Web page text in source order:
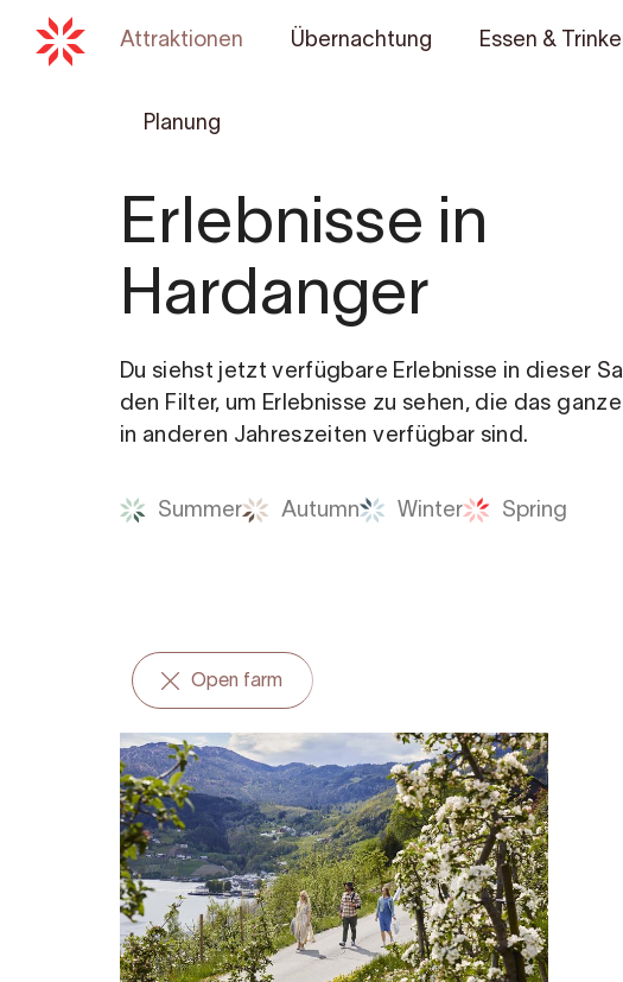
Attraktionen Übernachtung Essen &
Planung
Erlebnisse in
Hardanger
Du siehst jetzt verfügbare Erlebnisse in dieser
den Filter, um Erlebnisse zu sehen, die das
in anderen Jahreszeiten verfügbar sind.
Summer Autumn Winter Spring
Open farm